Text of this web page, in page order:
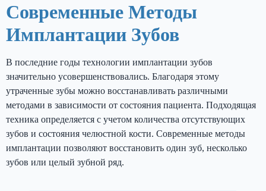
Современные Методы
Имплантации Зубов
В последние годы технологии имплантации зубов
значительно усовершенствовались. Благодаря этому
утраченные зубы можно восстанавливать различными
методами в зависимости от состояния пациента. Подходящая
техника определяется с учетом количества отсутствующих
зубов и состояния челюстной кости. Современные методы
имплантации позволяют восстановить один зуб, несколько
зубов или целый зубной ряд.